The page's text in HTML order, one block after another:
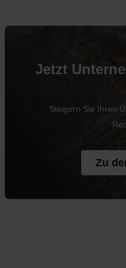
Jetzt
Steigern Sie Ihren
Zu